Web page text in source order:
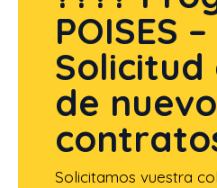
POISES –
de
Solicitamos vuestra